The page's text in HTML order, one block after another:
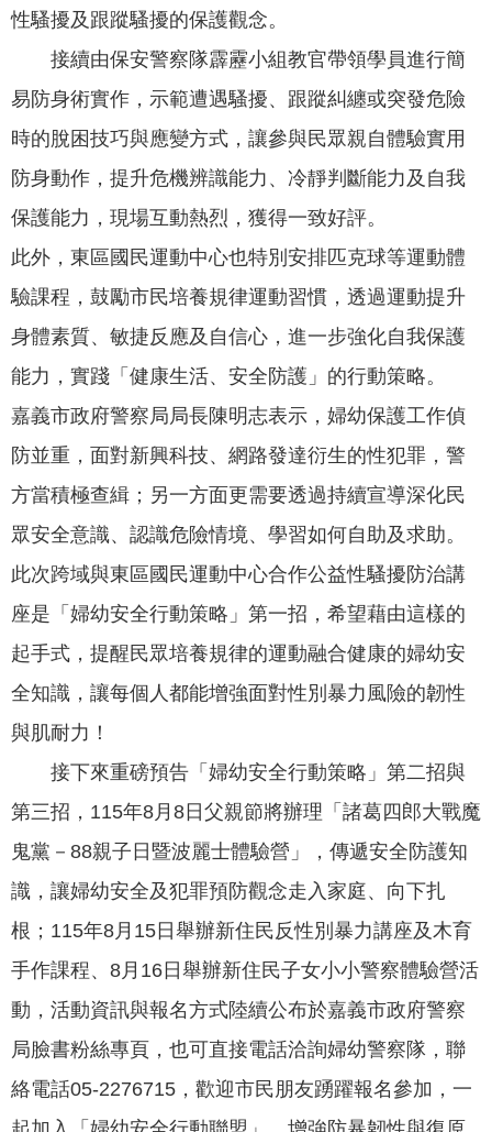
開
旱
節
水
專
網
導
覽
回
首
頁
資
訊
安
全
政
策
私
政
策
料
開
放
宣
告
性騷擾及跟蹤騷擾的保護觀念。
接續由保安警察隊霹靂小組教官帶領學員進行簡
易防身術實作，示範遭遇騷擾、跟蹤糾纏或突發危險
時的脫困技巧與應變方式，讓參與民眾親自體驗實用
防身動作，提升危機辨識能力、冷靜判斷能力及自我
保護能力，現場互動熱烈，獲得一致好評。
此外，東區國民運動中心也特別安排匹克球等運動體
驗課程，鼓勵市民培養規律運動習慣，透過運動提升
身體素質、敏捷反應及自信心，進一步強化自我保護
能力，實踐「健康生活、安全防護」的行動策略。
嘉義市政府警察局局長陳明志表示，婦幼保護工作偵
防並重，面對新興科技、網路發達衍生的性犯罪，警
方當積極查緝；另一方面更需要透過持續宣導深化民
眾安全意識、認識危險情境、學習如何自助及求助。
此次跨域與東區國民運動中心合作公益性騷擾防治講
座是「婦幼安全行動策略」第一招，希望藉由這樣的
起手式，提醒民眾培養規律的運動融合健康的婦幼安
全知識，讓每個人都能增強面對性別暴力風險的韌性
與肌耐力！
接下來重磅預告「婦幼安全行動策略」第二招與
第三招，115年8月8日父親節將辦理「諸葛四郎大戰魔
鬼黨－88親子日暨波麗士體驗營」，傳遞安全防護知
識，讓婦幼安全及犯罪預防觀念走入家庭、向下扎
根；115年8月15日舉辦新住民反性別暴力講座及木育
手作課程、8月16日舉辦新住民子女小小警察體驗營活
動，活動資訊與報名方式陸續公布於嘉義市政府警察
局臉書粉絲專頁，也可直接電話洽詢婦幼警察隊，聯
絡電話05-2276715，歡迎市民朋友踴躍報名參加，一